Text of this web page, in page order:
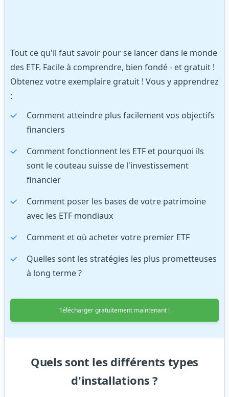
Tout ce qu'il faut savoir pour se lancer dans le monde
des ETF. Facile à comprendre, bien fondé - et gratuit !
Obtenez votre exemplaire gratuit ! Vous y apprendrez
:
Comment atteindre plus facilement vos objectifs
financiers
Comment fonctionnent les ETF et pourquoi ils
sont le couteau suisse de l'investissement
financier
Comment poser les bases de votre patrimoine
avec les ETF mondiaux
Comment et où acheter votre premier ETF
Quelles sont les stratégies les plus prometteuses
à long terme ?
Télécharger gratuitement maintenant !
Quels sont les différents types
d'installations ?